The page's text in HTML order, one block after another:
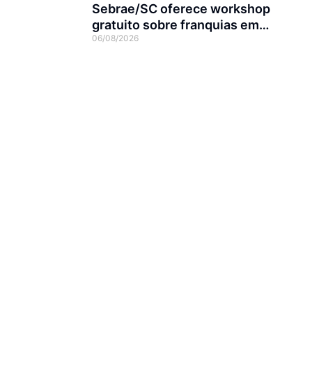
Sebrae/SC oferece workshop
gratuito sobre franquias em
Joinville
06/08/2026